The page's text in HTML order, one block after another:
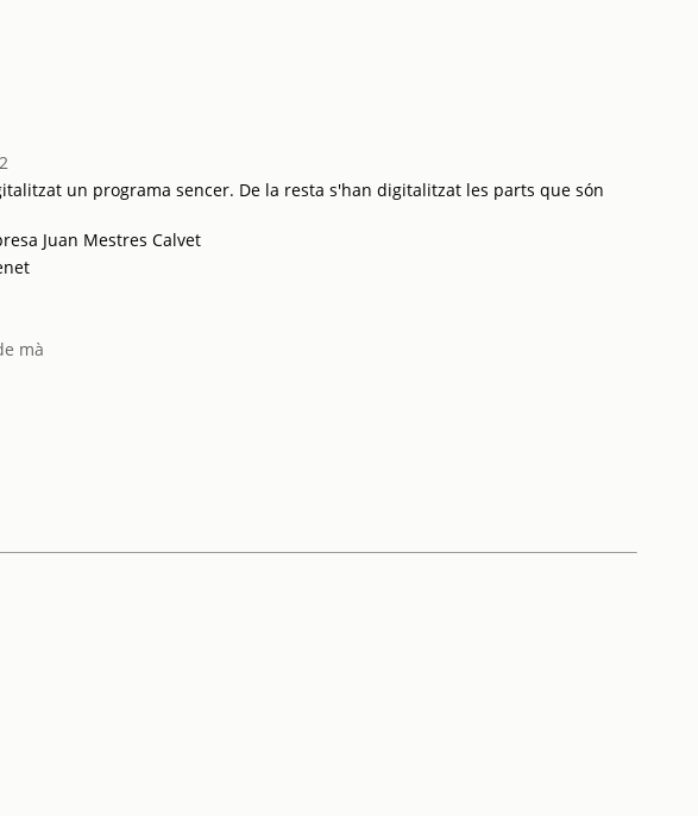
un programa sencer. De la resta s'han digitalitzat les parts que són
Juan Mestres Calvet
mà